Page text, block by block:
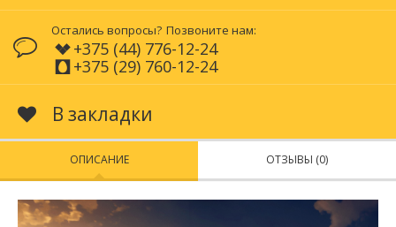
Остались вопросы? Позвоните нам:
+375 (44) 776-12-24
+375 (29) 760-12-24
В закладки
ОПИСАНИЕ ОТЗЫВЫ (0)